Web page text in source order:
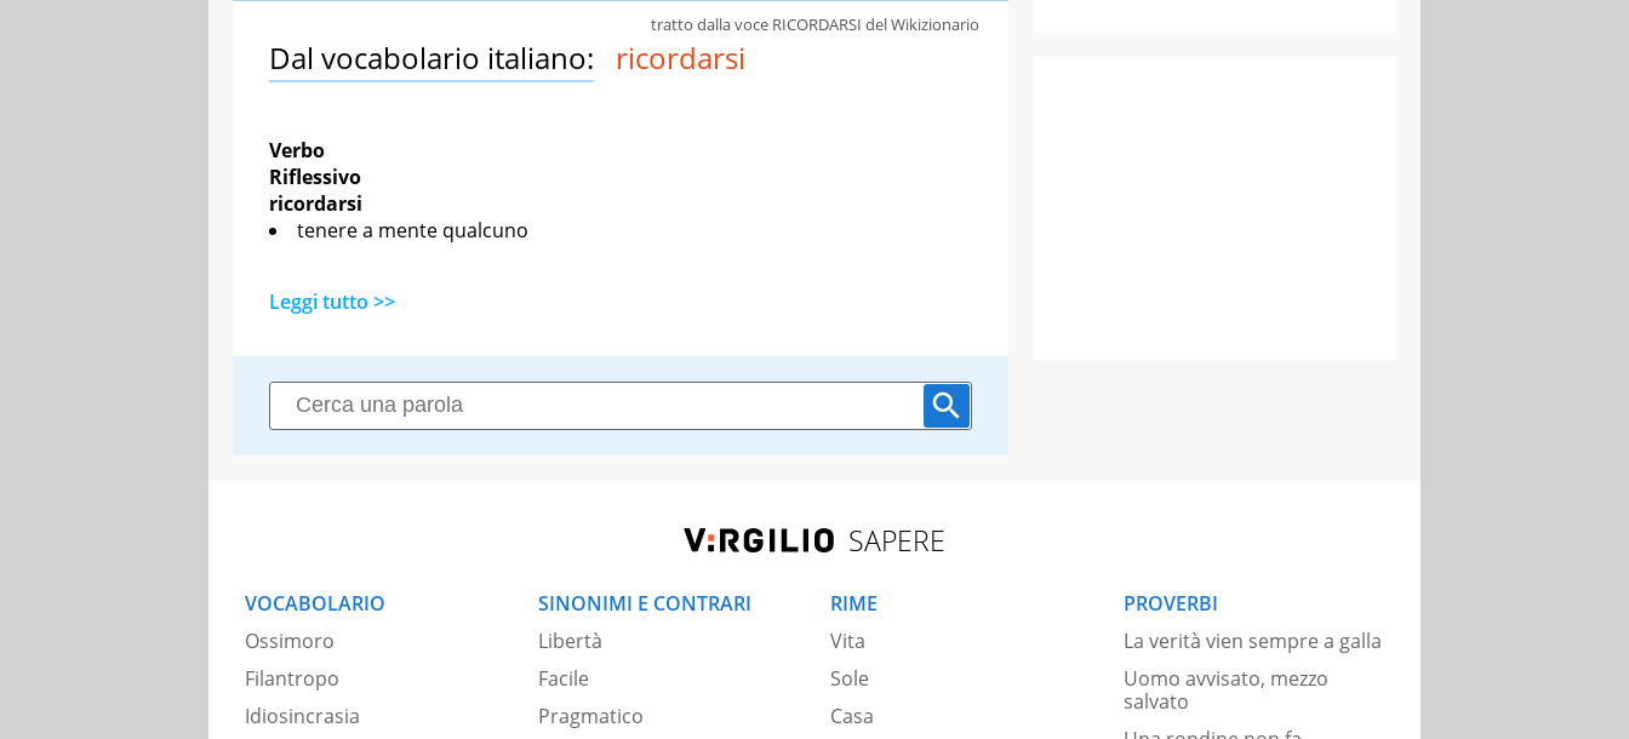
Dal vocabolario italiano: ricordarsi
Verbo
Riflessivo
ricordarsi
tenere a mente qualcuno
Leggi tutto >>
tratto dalla voce RICORDARSI del Wikizionario
SAPERE
VOCABOLARIO
Ossimoro
Filantropo
Idiosincrasia
SINONIMI E CONTRARI
Libertà
Facile
Pragmatico
RIME
Vita
Sole
Casa
PROVERBI
La verità vien sempre a galla
Uomo avvisato, mezzo
salvato